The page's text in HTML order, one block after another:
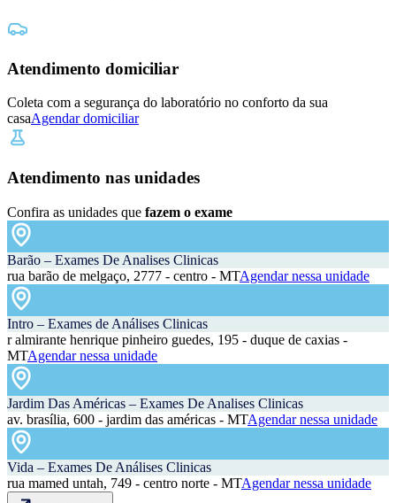
Atendimento domiciliar
Coleta com a segurança do laboratório no conforto da sua
casaAgendar domiciliar
Atendimento nas unidades
Confira as unidades que fazem o exame
Barão – Exames De Analises Clinicas
rua barão de melgaço, 2777 - centro - MTAgendar nessa unidade
Intro – Exames de Análises Clinicas
r almirante henrique pinheiro guedes, 195 - duque de caxias -
MTAgendar nessa unidade
Jardim Das Américas – Exames De Analises Clinicas
av. brasília, 600 - jardim das américas - MTAgendar nessa unidade
Vida – Exames De Análises Clinicas
rua mamed untah, 749 - centro norte - MTAgendar nessa unidade